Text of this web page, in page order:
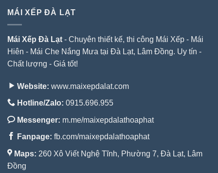
MÁI XẾP ĐÀ LẠT
Mái Xếp Đà Lạt - Chuyên thiết kế, thi công Mái Xếp - Mái
Hiên - Mái Che Nắng Mưa tại Đà Lạt, Lâm Đồng. Uy tín -
Chất lượng - Giá tốt!
Website: www.maixepdalat.com
Hotline/Zalo: 0915.696.955
Messenger: m.me/maixepdalathoaphat
Fanpage: fb.com/maixepdalathoaphat
Maps: 260 Xô Viết Nghệ Tĩnh, Phường 7, Đà Lạt, Lâm
Đồng